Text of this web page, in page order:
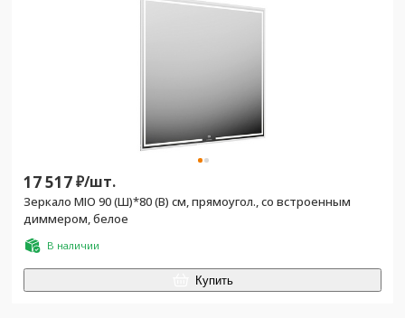
17 517₽/шт.
Зеркало MIO 90 (Ш)*80 (В) см, прямоугол., со встроенным
диммером, белое
В наличии
Купить